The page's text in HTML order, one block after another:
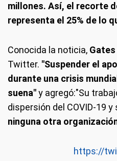
millones. Así, el recorte
representa el 25% de lo
Conocida la noticia, Gates
Twitter. "Suspender el
durante una crisis
suena"y agregó:"Su
dispersión del COVID-19
ninguna otra
https://